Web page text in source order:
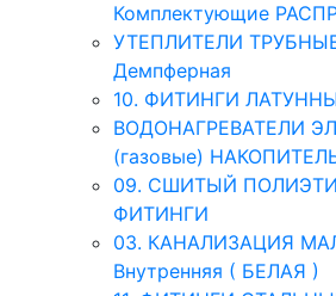
Комплектующие
УТЕПЛИТЕЛИ
Демпферная
10. ФИТИНГИ
ВОДОНАГРЕВАТЕЛИ
(газовые)
09. СШИТЫЙ
ФИТИНГИ
03. КАНАЛИЗАЦИЯ
Внутренняя ( БЕЛАЯ )